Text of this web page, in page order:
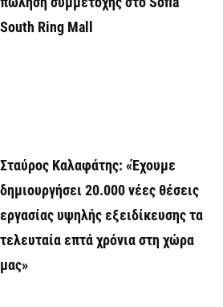
South Ring Mall
Σταύρος Καλαφάτης: «Έχουμε
δημιουργήσει 20.000 νέες θέσεις
εργασίας υψηλής εξειδίκευσης τα
τελευταία επτά χρόνια στη χώρα
μας»